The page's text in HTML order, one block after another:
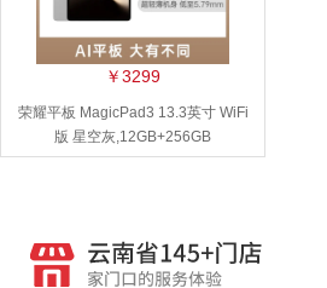
￥3299
荣耀平板 MagicPad3 13.3英寸 WiFi
版 星空灰,12GB+256GB